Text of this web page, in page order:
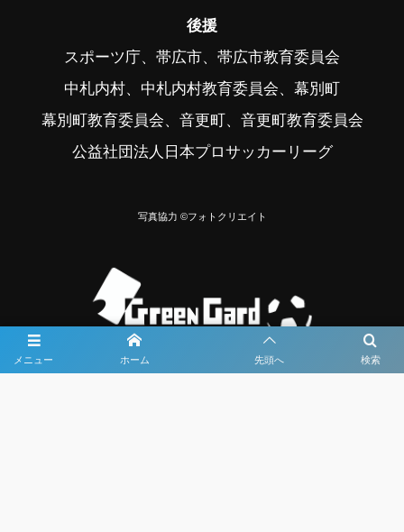
メニュー 検索
ホーム 先頭へ
後援
スポーツ庁、帯広市、帯広市教育委員会
中札内村、中札内村教育委員会、幕別町
幕別町教育委員会、音更町、音更町教育委員会
公益社団法人日本プロサッカーリーグ
写真協力 ©フォトクリエイト